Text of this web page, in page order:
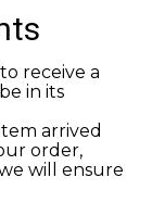
veidui
to receive a
in its
arrived
order,
will ensure